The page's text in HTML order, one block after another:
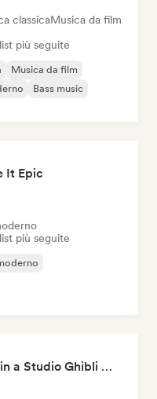
classicaMusica da film
più seguite
Musica da film
Bass music
It Epic
più seguite
POV: You're Living in a Studio Ghibli Movie 🌱 Neo-Classical Piano & Dream Pop